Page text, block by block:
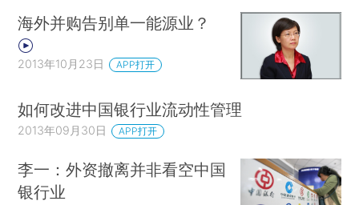
海外并购告别单一能源业？
2013年10月23日 APP打开
如何改进中国银行业流动性管理
2013年09月30日 APP打开
李一：外资撤离并非看空中国
银行业